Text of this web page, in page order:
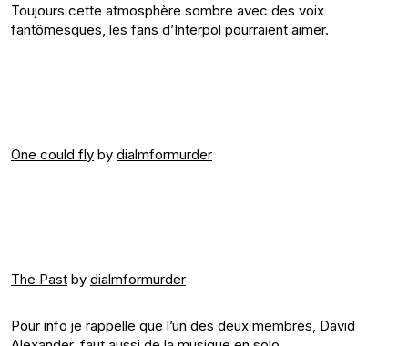
Toujours cette atmosphère sombre avec des voix
fantômesques, les fans d’Interpol pourraient aimer.
One could fly by dialmformurder
The Past by dialmformurder
Pour info je rappelle que l’un des deux membres, David